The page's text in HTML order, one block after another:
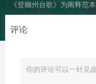
《登幽州台歌》为阐释范本
评论